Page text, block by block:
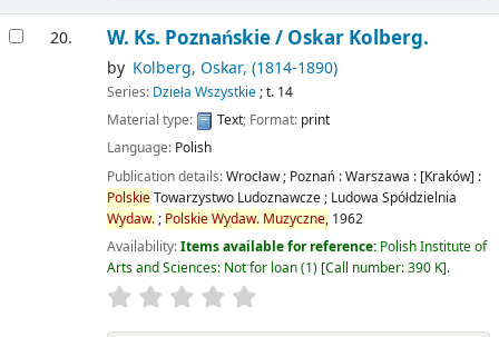
20. W. Ks. Poznańskie / Oskar Kolberg.
by Kolberg, Oskar, (1814-1890)
Series: Dzieła Wszystkie; t. 14
Material type:
Text; Format: print
Language: Polish
Publication details:Wrocław ; Poznań : Warszawa : [Kraków] :
PolskieTowarzystwo Ludoznawcze ; Ludowa Spółdzielnia
Wydaw.; PolskieWydaw. Muzyczne, 1962
Availability:Items available for reference: Polish Institute of
Arts and Sciences: Not for loan(1) Call number:390 K .